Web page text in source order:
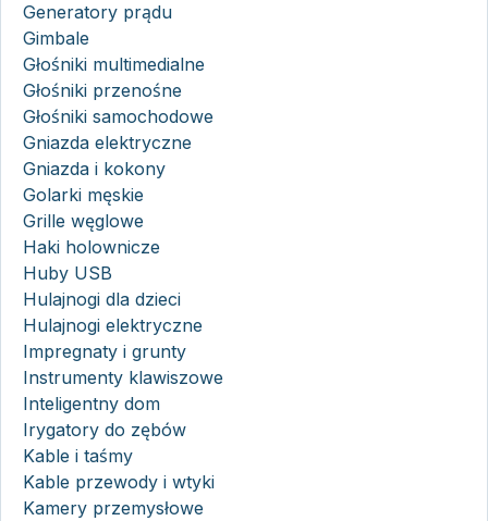
Generatory prądu
Gimbale
Głośniki multimedialne
Głośniki przenośne
Głośniki samochodowe
Gniazda elektryczne
Gniazda i kokony
Golarki męskie
Grille węglowe
Haki holownicze
Huby USB
Hulajnogi dla dzieci
Hulajnogi elektryczne
Impregnaty i grunty
Instrumenty klawiszowe
Inteligentny dom
Irygatory do zębów
Kable i taśmy
Kable przewody i wtyki
Kamery przemysłowe